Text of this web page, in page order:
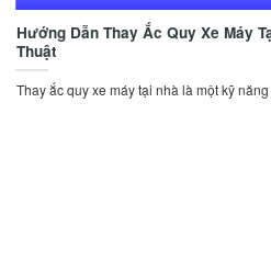
Hướng Dẫn Thay Ắc Quy Xe Máy
Thuật
Thay ắc quy xe máy tại nhà là một kỹ